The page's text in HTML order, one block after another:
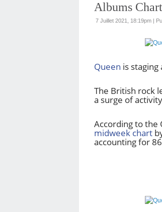
Albums Chart
7 Juillet 2021, 18:19pm |
Queen is
The British rock
a surge of
According to the
midweek chart
accounting for